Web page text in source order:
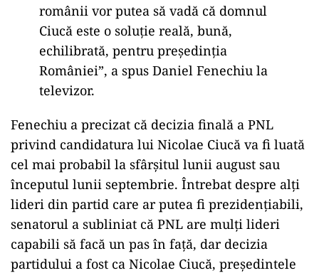
românii vor putea să vadă că domnul
Ciucă este o soluţie reală, bună,
echilibrată, pentru preşedinţia
României”, a spus Daniel Fenechiu la
televizor.
Fenechiu a precizat că decizia finală a PNL
privind candidatura lui Nicolae Ciucă va fi luată
cel mai probabil la sfârșitul lunii august sau
începutul lunii septembrie. Întrebat despre alți
lideri din partid care ar putea fi prezidențiabili,
senatorul a subliniat că PNL are mulți lideri
capabili să facă un pas în față, dar decizia
partidului a fost ca Nicolae Ciucă, președintele